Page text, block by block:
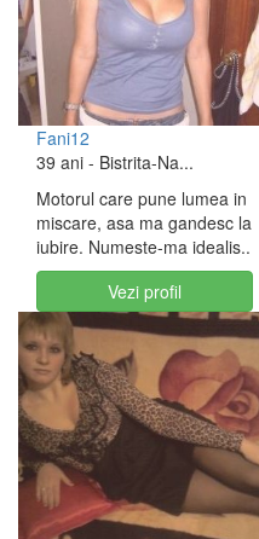
Fani12
39 ani - Bistrita-Na...
Motorul care pune lumea in
miscare, asa ma gandesc la
iubire. Numeste-ma idealis..
Vezi profil